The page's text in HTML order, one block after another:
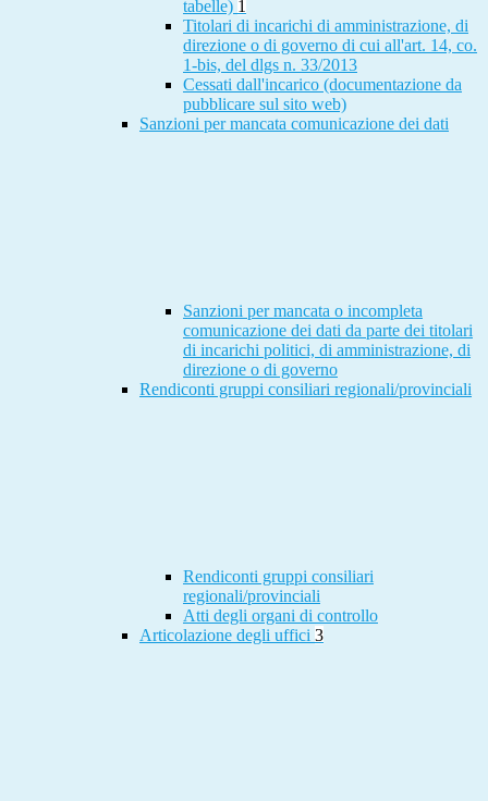
tabelle) 1
Titolari di incarichi di amministrazione, di
direzione o di governo di cui all'art. 14, co.
1-bis, del dlgs n. 33/2013
Cessati dall'incarico (documentazione da
pubblicare sul sito web)
Sanzioni per mancata comunicazione dei dati
Sanzioni per mancata o incompleta
comunicazione dei dati da parte dei titolari
di incarichi politici, di amministrazione, di
direzione o di governo
Rendiconti gruppi consiliari regionali/provinciali
Rendiconti gruppi consiliari
regionali/provinciali
Atti degli organi di controllo
Articolazione degli uffici 3